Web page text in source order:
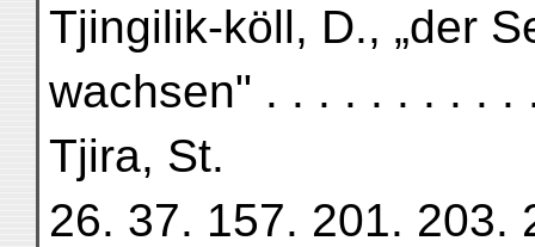
Tjingilik-köll, D., „der
wachsen" . . . . . . . . . .
Tjira, St.
26. 37. 157. 201. 203.